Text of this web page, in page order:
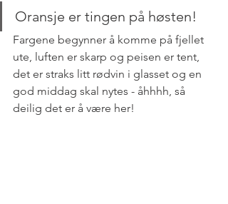
Oransje er tingen på høsten!
Fargene begynner å komme på fjellet
ute, luften er skarp og peisen er tent,
det er straks litt rødvin i glasset og en
god middag skal nytes - åhhhh, så
deilig det er å være her!